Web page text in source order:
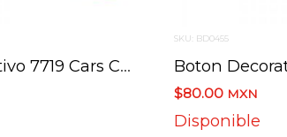
Boton Decorativo 7719 Cars Carros 7 Botones
SKU: BD0455
$80.00 MXN
Disponible